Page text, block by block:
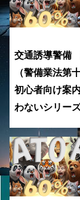
交通誘導警備
（警備業法第
初心者向け案
わないシリー